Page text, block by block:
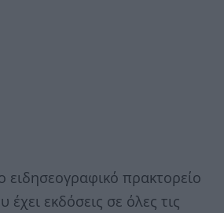
ειδησεογραφικό πρακτορείο
έχει εκδόσεις σε όλες τις